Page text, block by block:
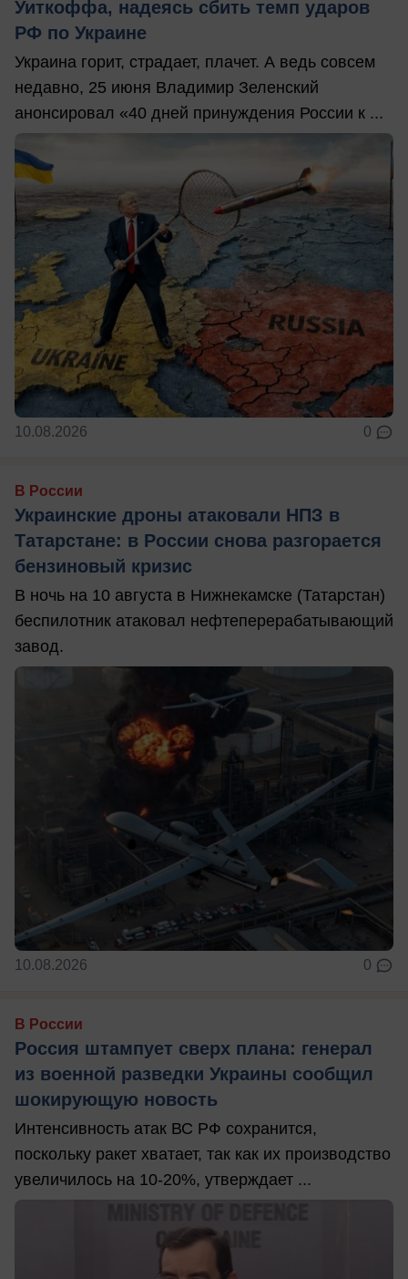
Уиткоффа, надеясь сбить темп ударов
РФ по Украине
Украина горит, страдает, плачет. А ведь совсем
недавно, 25 июня Владимир Зеленский
анонсировал «40 дней принуждения России к ...
10.08.2026 0
В России
Украинские дроны атаковали НПЗ в
Татарстане: в России снова разгорается
бензиновый кризис
В ночь на 10 августа в Нижнекамске (Татарстан)
беспилотник атаковал нефтеперерабатывающий
завод.
10.08.2026 0
В России
Россия штампует сверх плана: генерал
из военной разведки Украины сообщил
шокирующую новость
Интенсивность атак ВС РФ сохранится,
поскольку ракет хватает, так как их производство
увеличилось на 10-20%, утверждает ...